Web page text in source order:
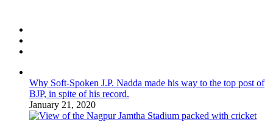
Why Soft-Spoken J.P. Nadda made his way to the top post of
BJP, in spite of his record.
January 21, 2020